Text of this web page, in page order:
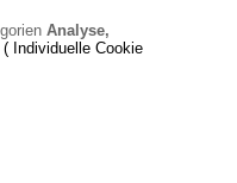
vom 03. bis 28.
Analyse,
( Individuelle Cookie